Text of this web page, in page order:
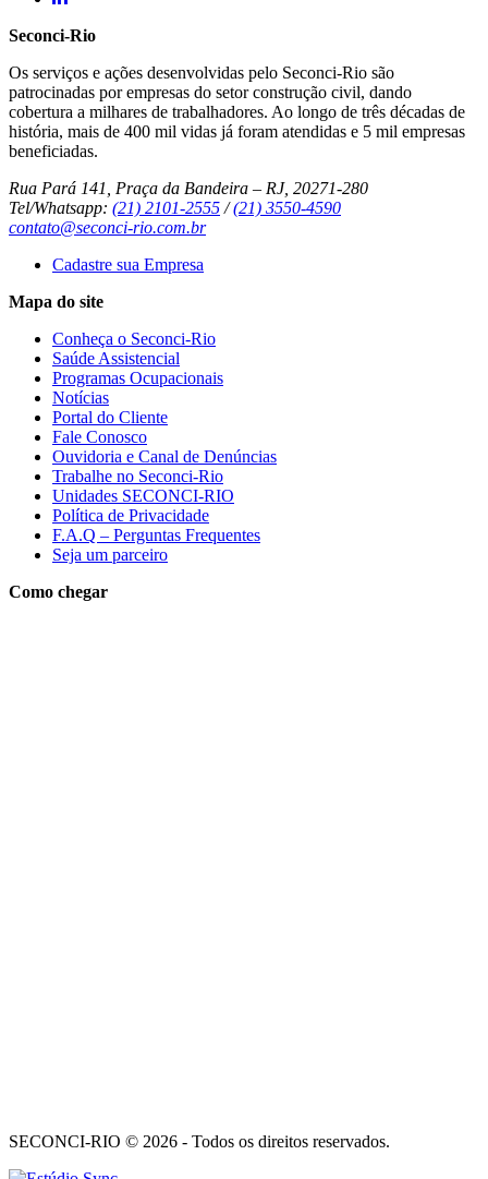
Seconci-Rio
Os serviços e ações desenvolvidas pelo Seconci-Rio são
patrocinadas por empresas do setor construção civil, dando
cobertura a milhares de trabalhadores. Ao longo de três décadas de
história, mais de 400 mil vidas já foram atendidas e 5 mil empresas
beneficiadas.
Rua Pará 141, Praça da Bandeira – RJ, 20271-280
Tel/Whatsapp: (21) 2101-2555/(21) 3550-4590
contato@seconci-rio.com.br
Cadastre sua Empresa
Mapa do site
Conheça o Seconci-Rio
Saúde Assistencial
Programas Ocupacionais
Notícias
Portal do Cliente
Fale Conosco
Ouvidoria e Canal de Denúncias
Trabalhe no Seconci-Rio
Unidades SECONCI-RIO
Política de Privacidade
F.A.Q – Perguntas Frequentes
Seja um parceiro
Como chegar
SECONCI-RIO © 2026 - Todos os direitos reservados.